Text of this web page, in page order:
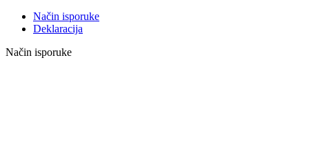
Način isporuke
Deklaracija
Način isporuke